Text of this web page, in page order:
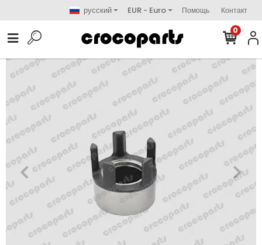
русский EUR - Euro Помощь Контакт
0